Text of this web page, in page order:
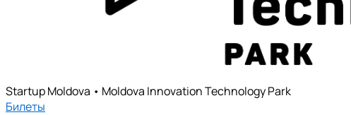
Startup Moldova • Moldova Innovation Technology Park
Билеты